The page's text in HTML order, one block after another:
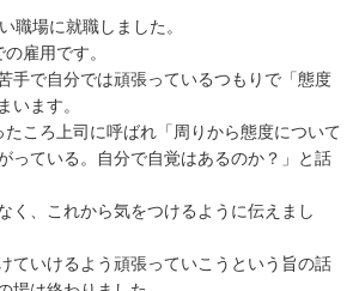
職場に就職しました。
雇用です。
手で自分では頑張っているつもりで「態度
います。
ころ上司に呼ばれ「周りから態度について
っている。自分で自覚はあるのか？」と話
く、これから気をつけるように伝えまし
ていけるよう頑張っていこうという旨の話